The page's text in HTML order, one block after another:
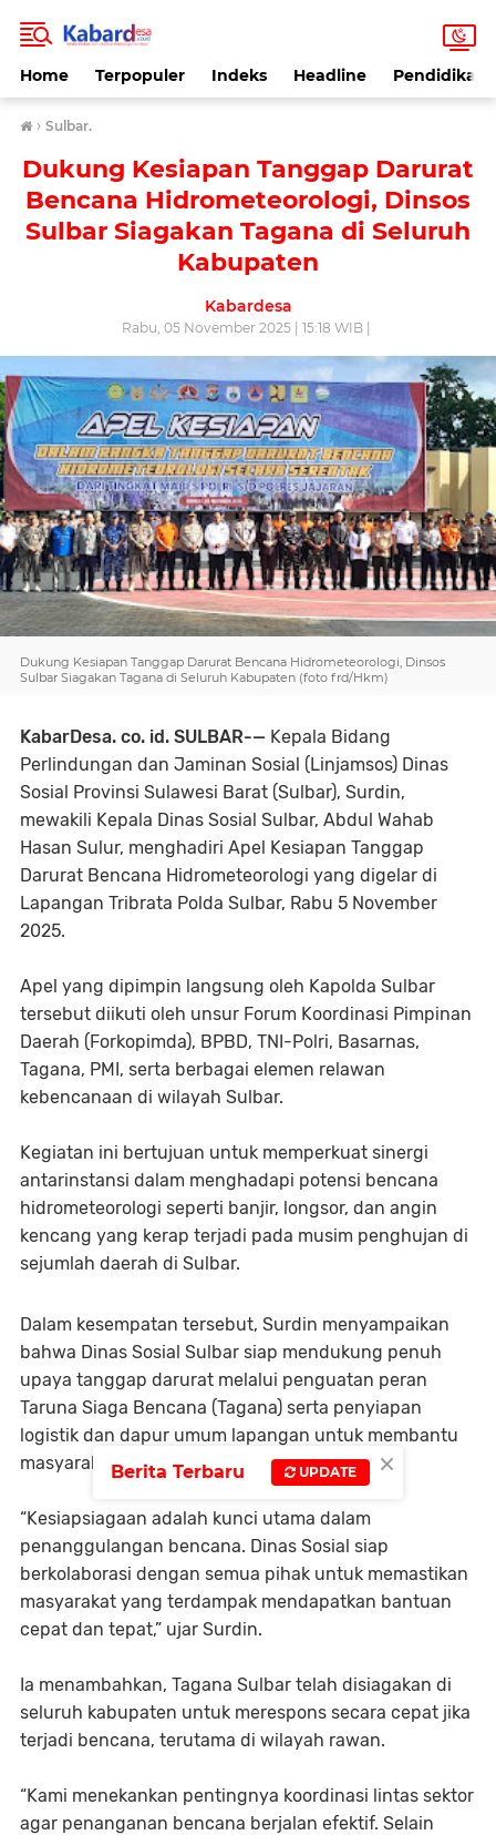
Home Terpopuler Indeks Headline Pendidikan
› Sulbar.
Dukung Kesiapan Tanggap Darurat
Bencana Hidrometeorologi, Dinsos
Sulbar Siagakan Tagana di Seluruh
Kabupaten
Kabardesa
Rabu, 05 November 2025 | 15:18 WIB |
Dukung Kesiapan Tanggap Darurat Bencana Hidrometeorologi, Dinsos
Sulbar Siagakan Tagana di Seluruh Kabupaten (foto frd/Hkm)
KabarDesa. co. id. SULBAR-— Kepala Bidang
Perlindungan dan Jaminan Sosial (Linjamsos) Dinas
Sosial Provinsi Sulawesi Barat (Sulbar), Surdin,
mewakili Kepala Dinas Sosial Sulbar, Abdul Wahab
Hasan Sulur, menghadiri Apel Kesiapan Tanggap
Darurat Bencana Hidrometeorologi yang digelar di
Lapangan Tribrata Polda Sulbar, Rabu 5 November
2025.
Apel yang dipimpin langsung oleh Kapolda Sulbar
tersebut diikuti oleh unsur Forum Koordinasi Pimpinan
Daerah (Forkopimda), BPBD, TNI-Polri, Basarnas,
Tagana, PMI, serta berbagai elemen relawan
kebencanaan di wilayah Sulbar.
Kegiatan ini bertujuan untuk memperkuat sinergi
antarinstansi dalam menghadapi potensi bencana
hidrometeorologi seperti banjir, longsor, dan angin
kencang yang kerap terjadi pada musim penghujan di
sejumlah daerah di Sulbar.
Dalam kesempatan tersebut, Surdin menyampaikan
bahwa Dinas Sosial Sulbar siap mendukung penuh
upaya tanggap darurat melalui penguatan peran
Taruna Siaga Bencana (Tagana) serta penyiapan
logistik dan dapur umum lapangan untuk membantu
masyarakat terdampak.
“Kesiapsiagaan adalah kunci utama dalam
penanggulangan bencana. Dinas Sosial siap
berkolaborasi dengan semua pihak untuk memastikan
masyarakat yang terdampak mendapatkan bantuan
cepat dan tepat,” ujar Surdin.
Ia menambahkan, Tagana Sulbar telah disiagakan di
seluruh kabupaten untuk merespons secara cepat jika
terjadi bencana, terutama di wilayah rawan.
“Kami menekankan pentingnya koordinasi lintas sektor
agar penanganan bencana berjalan efektif. Selain
×
Berita Terbaru UPDATE